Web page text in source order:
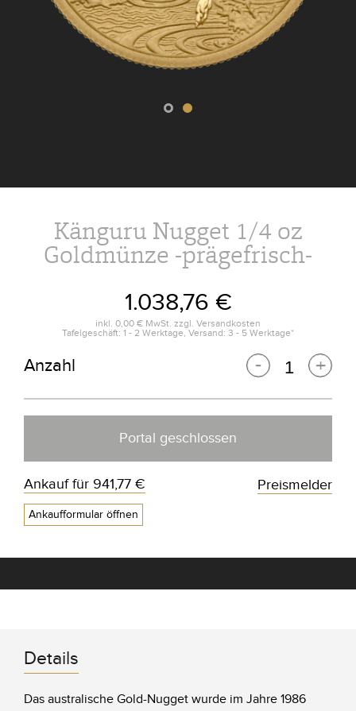
Känguru Nugget 1/4 oz
Goldmünze -prägefrisch-
1.038,76 €
inkl. 0,00 € MwSt. zzgl. Versandkosten
Tafelgeschäft: 1 - 2 Werktage, Versand: 3 - 5 Werktage*
Anzahl
Portal geschlossen
Ankauf für 941,77 €
Ankaufformular öffnen
Preismelder
Details
Das australische Gold-Nugget wurde im Jahre 1986